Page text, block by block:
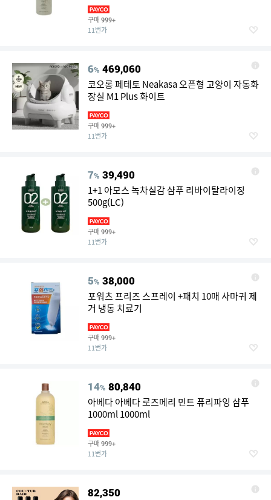
구매 999+
11번가
6% 469,060
코오롱 페테토 Neakasa 오픈형 고양이 자동화
장실 M1 Plus 화이트
구매 999+
11번가
7% 39,490
1+1 아모스 녹차실감 샴푸 리바이탈라이징
500g(LC)
구매 999+
11번가
5% 38,000
포워츠 프리즈 스프레이 +패치 10매 사마귀 제
거 냉동 치료기
구매 999+
11번가
14% 80,840
아베다 아베다 로즈메리 민트 퓨리파잉 샴푸
1000ml 1000ml
구매 999+
11번가
82,350